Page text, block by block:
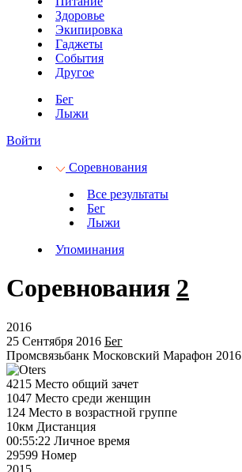
Здоровье
Экипировка
Гаджеты
События
Другое
Бег
Лыжи
Войти
Соревнования
Все результаты
Бег
Лыжи
Упоминания
Соревнования 2
2016
25 Сентября 2016 Бег
Промсвязьбанк Московский Марафон 2016
4215 Место общий зачет
1047 Место среди женщин
124 Место в возрастной группе
10км Дистанция
00:55:22 Личное время
29599 Номер
2015